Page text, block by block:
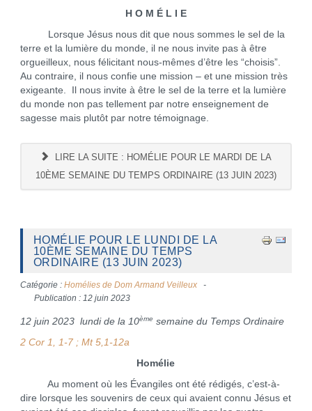
H O M É L I E
Lorsque Jésus nous dit que nous sommes le sel de la
terre et la lumière du monde, il ne nous invite pas à être
orgueilleux, nous félicitant nous-mêmes d’être les “choisis”.
Au contraire, il nous confie une mission – et une mission très
exigeante. Il nous invite à être le sel de la terre et la lumière
du monde non pas tellement par notre enseignement de
sagesse mais plutôt par notre témoignage.
LIRE LA SUITE : HOMÉLIE POUR LE MARDI DE LA
10ÈME SEMAINE DU TEMPS ORDINAIRE (13 JUIN 2023)
HOMÉLIE POUR LE LUNDI DE LA
10ÈME SEMAINE DU TEMPS
ORDINAIRE (13 JUIN 2023)
Catégorie : Homélies de Dom Armand Veilleux
Publication : 12 juin 2023
12 juin 2023 lundi de la 10ème semaine du Temps Ordinaire
2 Cor 1, 1-7 ; Mt 5,1-12a
Homélie
Au moment où les Évangiles ont été rédigés, c’est-à-
dire lorsque les souvenirs de ceux qui avaient connu Jésus et